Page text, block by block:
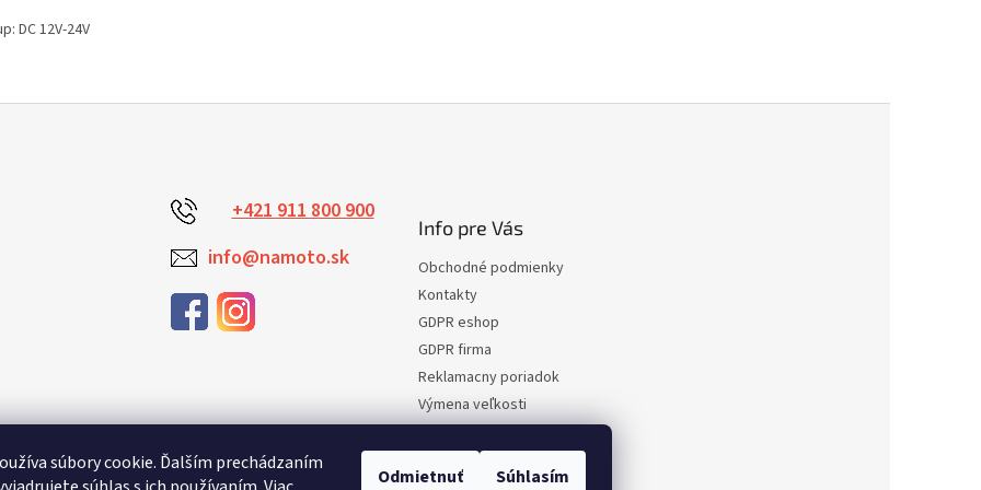
súbory cookie. Ďalším prechádzaním
Odmietnuť Súhlasím
DC 12V-24V
+421 911 800 900
info@namoto.sk
Info pre Vás
Obchodné podmienky
Kontakty
GDPR eshop
GDPR firma
Reklamacny poriadok
Výmena veľkosti
Vrátenie tovaru
Certifikacia